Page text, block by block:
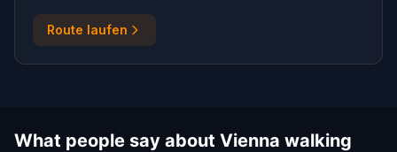
Route laufen
What people say about Vienna walking